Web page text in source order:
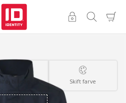
Tilføj billede Skift farve